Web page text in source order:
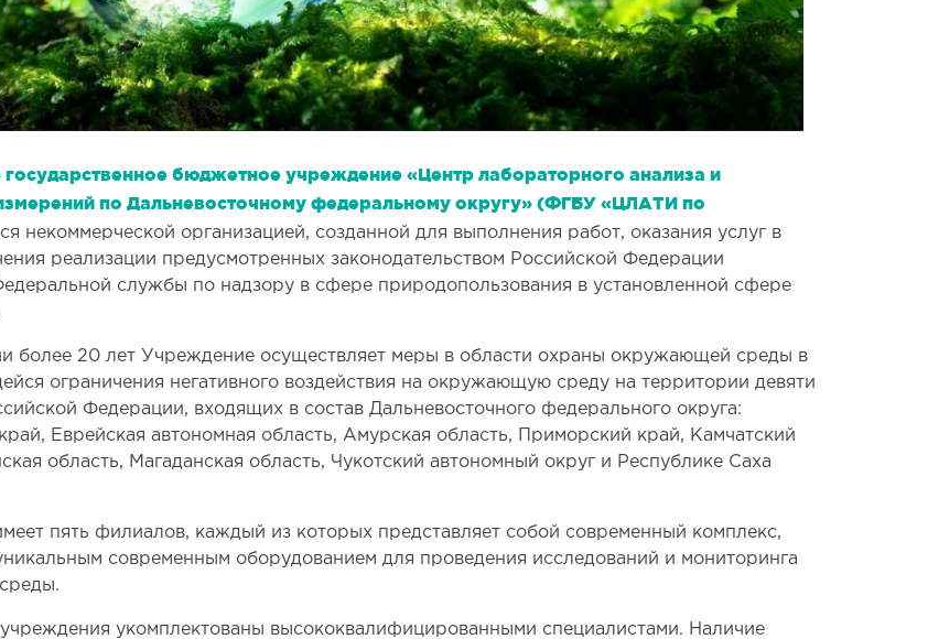
бюджетное учреждение «Центр лабораторного анализа и
по Дальневосточному федеральному округу» (ФГБУ «ЦЛАТИ по
некоммерческой организацией, созданной для выполнения работ, оказания услуг в
реализации предусмотренных законодательством Российской Федерации
службы по надзору в сфере природопользования в установленной сфере
более 20 лет Учреждение осуществляет меры в области охраны окружающей среды в
ограничения негативного воздействия на окружающую среду на территории девяти
Федерации, входящих в состав Дальневосточного федерального округа:
Еврейская автономная область, Амурская область, Приморский край, Камчатский
область, Магаданская область, Чукотский автономный округ и Республике Саха
пять филиалов, каждый из которых представляет собой современный комплекс,
современным оборудованием для проведения исследований и мониторинга
укомплектованы высококвалифицированными специалистами. Наличие